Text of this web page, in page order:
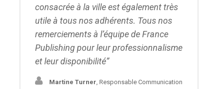
consacrée à la ville est également très
utile à tous nos adhérents. Tous nos
remerciements à l’équipe de France
Publishing pour leur professionnalisme
et leur disponibilité
Martine Turner, Responsable Communication